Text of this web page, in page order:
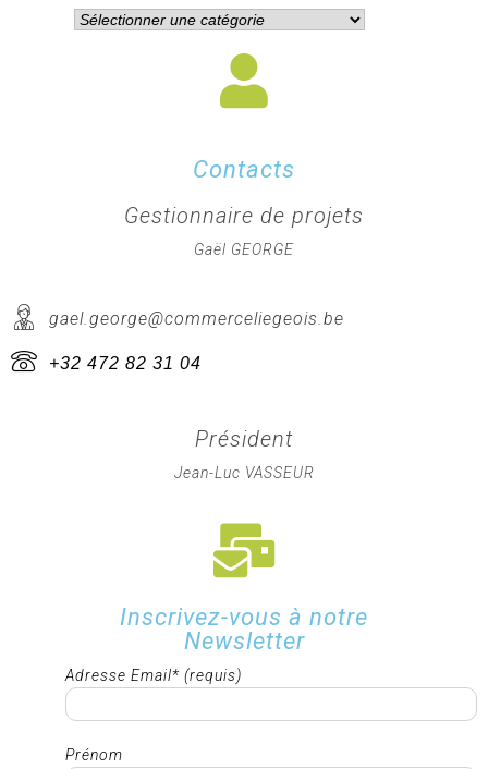
Contacts
Gestionnaire de projets
Gaël GEORGE
gael.george@commerceliegeois.be
+32 472 82 31 04
Président
Jean-Luc VASSEUR
Inscrivez-vous à notre
Newsletter
Adresse Email* (requis)
Prénom